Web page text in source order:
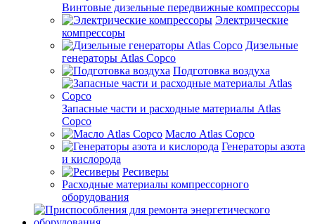
Винтовые дизельные передвижные компрессоры
Электрические
компрессоры
Дизельные
генераторы Atlas Copco
Подготовка воздуха
Запасные части и расходные материалы Atlas
Copco
Масло Atlas Copco
Генераторы азота
и кислорода
Ресиверы
Расходные материалы компрессорного
оборудования